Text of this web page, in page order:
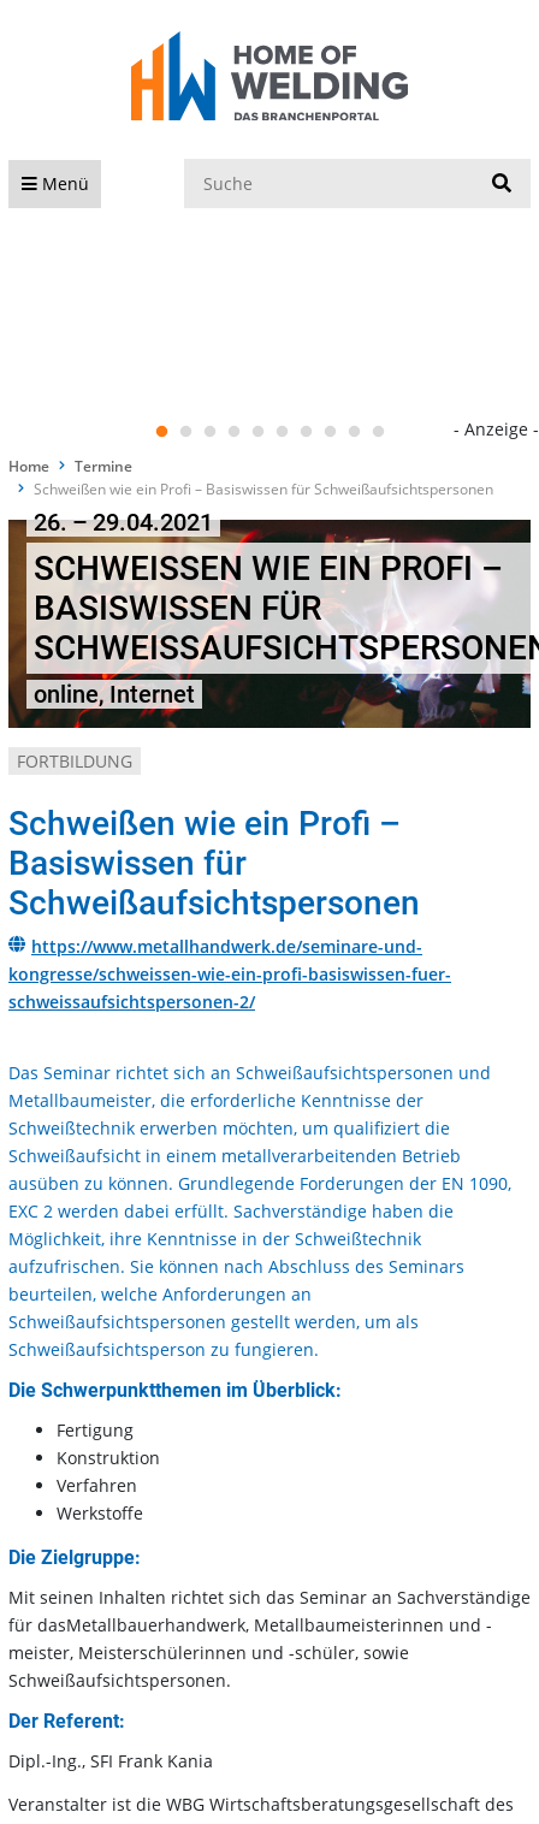
Menü
- Anzeige -
Home
Termine
Schweißen wie ein Profi – Basiswissen für Schweißaufsichtspersonen
26. – 29.04.2021
SCHWEISSEN WIE EIN PROFI – B
ASISWISSEN FÜR S
CHWEISSAUFSICHTSPERSONEN
online, Internet
FORTBILDUNG
Schweißen wie ein Profi –
Basiswissen für
Schweißaufsichtspersonen
https://www.metallhandwerk.de/seminare-und-
kongresse/schweissen-wie-ein-profi-basiswissen-fuer-
schweissaufsichtspersonen-2/
Das Seminar richtet sich an Schweißaufsichtspersonen und
Metallbaumeister, die erforderliche Kenntnisse der
Schweißtechnik erwerben möchten, um qualifiziert die
Schweißaufsicht in einem metallverarbeitenden Betrieb
ausüben zu können. Grundlegende Forderungen der EN 1090,
EXC 2 werden dabei erfüllt. Sachverständige haben die
Möglichkeit, ihre Kenntnisse in der Schweißtechnik
aufzufrischen. Sie können nach Abschluss des Seminars
beurteilen, welche Anforderungen an
Schweißaufsichtspersonen gestellt werden, um als
Schweißaufsichtsperson zu fungieren.
Die Schwerpunktthemen im Überblick:
Fertigung
Konstruktion
Verfahren
Werkstoffe
Die Zielgruppe:
Mit seinen Inhalten richtet sich das Seminar an Sachverständige
für dasMetallbauerhandwerk, Metallbaumeisterinnen und -
meister, Meisterschülerinnen und -schüler, sowie
Schweißaufsichtspersonen.
Der Referent:
Dipl.-Ing., SFI Frank Kania
Veranstalter ist die WBG Wirtschaftsberatungsgesellschaft des